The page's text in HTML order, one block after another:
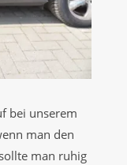
bei unserem
man den
man ruhig